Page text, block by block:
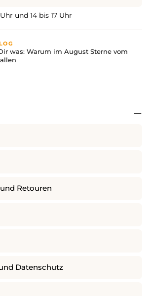
und 14 bis 17 Uhr
was: Warum im August Sterne vom
Retouren
Datenschutz